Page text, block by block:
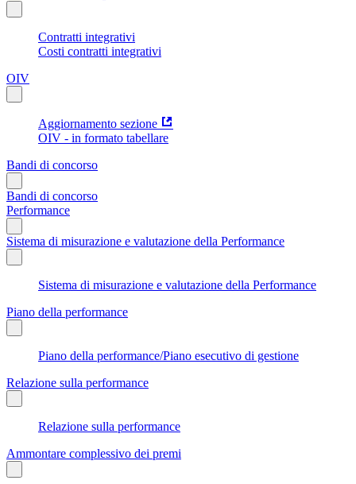
Contratti integrativi
Costi contratti integrativi
OIV
Aggiornamento sezione
OIV - in formato tabellare
Bandi di concorso
Bandi di concorso
Performance
Sistema di misurazione e valutazione della Performance
Sistema di misurazione e valutazione della Performance
Piano della performance
Piano della performance/Piano esecutivo di gestione
Relazione sulla performance
Relazione sulla performance
Ammontare complessivo dei premi